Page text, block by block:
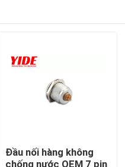
Đầu nối hàng không
chống nước OEM 7 pin